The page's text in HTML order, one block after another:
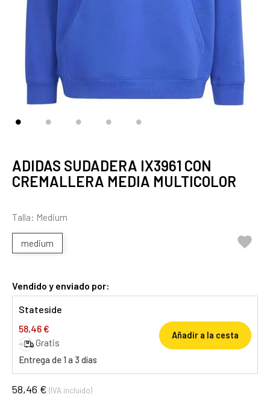
ADIDAS SUDADERA IX3961 CON
CREMALLERA MEDIA MULTICOLOR
Talla: Medium
medium 
Vendido y enviado por:
Stateside
58,46 €
Gratis
Entrega de 1 a 3 días
Añadir a la cesta
58,46 € (IVA incluido)